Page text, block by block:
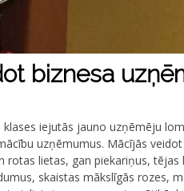
biznesa
iejutās jauno uzņēmēju
uzņēmumus. Mācījās
rotas lietas, gan piekariņus,
skaistas mākslīgās rozes,